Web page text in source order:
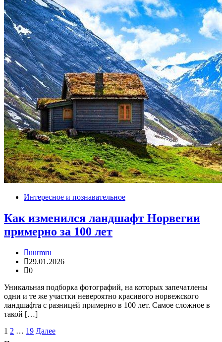
Интересное и познавательное
Как изменился ландшафт Норвегии
примерно за 100 лет
uurmru
29.01.2026
0
Уникальная подборка фотографий, на которых запечатлены
одни и те же участки невероятно красивого норвежского
ландшафта с разницей примерно в 100 лет. Самое сложное в
такой […]
Пагинация
1 2 … 19 Далее